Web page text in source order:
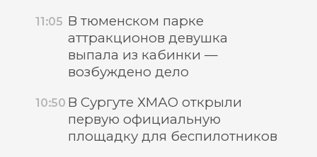
11:05 В тюменском парке
аттракционов девушка
выпала из кабинки —
возбуждено дело
10:50 В Сургуте ХМАО открыли
первую официальную
площадку для беспилотников